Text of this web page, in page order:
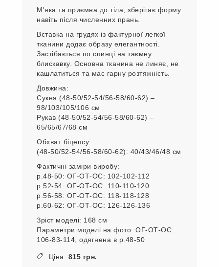
М'яка та приємна до тіла, зберігає форму
навіть після численних прань.
Вставка на грудях із фактурної легкої
тканини додає образу елегантності.
Застібається по спинці на таємну
блискавку. Основна тканина не линяє, не
кашлатиться та має гарну розтяжність.
Довжина:
Сукня (48-50/52-54/56-58/60-62) –
98/103/105/106 см
Рукав (48-50/52-54/56-58/60-62) –
65/65/67/68 см
Обхват біцепсу:
(48-50/52-54/56-58/60-62): 40/43/46/48 см
Фактичні заміри виробу:
р.48-50: ОГ-ОТ-ОС: 102-102-112
р.52-54: ОГ-ОТ-ОС: 110-110-120
р.56-58: ОГ-ОТ-ОС: 118-118-128
р.60-62: ОГ-ОТ-ОС: 126-126-136
Зріст моделі: 168 см
Параметри моделі на фото: ОГ-ОТ-ОС:
106-83-114, одягнена в р.48-50
Ціна: 815 грн.